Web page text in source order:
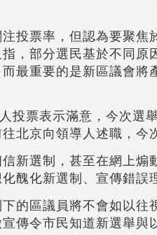
投票率，但認為要聚
，部分選民基於不同
最重要的是新區議會
投票表示滿意，今次選
北京向領導人述職，今
新選制，甚至在網上
醜化新選制、宣傳錯誤
的區議員將不會如以
傳令市民知道新選舉與